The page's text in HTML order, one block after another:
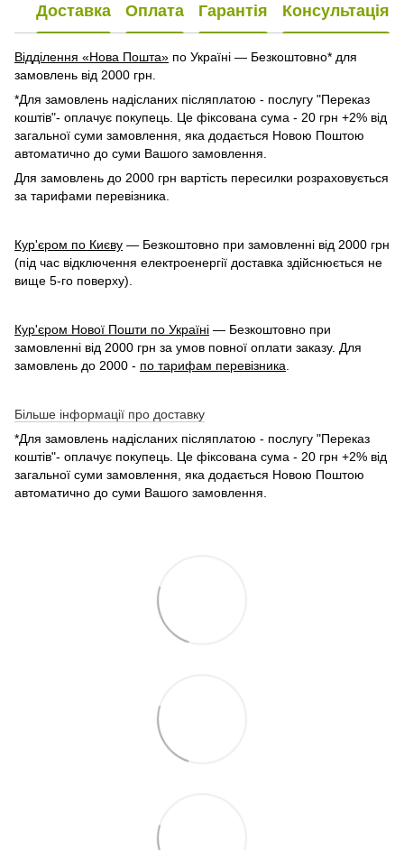
Доставка Оплата Гарантія Консультація
Відділення «Нова Пошта» по Україні — Безкоштовно* для
замовлень від 2000 грн.
*Для замовлень надісланих післяплатою - послугу "Переказ
коштів"- оплачує покупець. Це фіксована сума - 20 грн +2% від
загальної суми замовлення, яка додається Новою Поштою
автоматично до суми Вашого замовлення.
Для замовлень до 2000 грн вартість пересилки розраховується
за тарифами перевізника.
Кур'єром по Києву — Безкоштовно при замовленні від 2000 грн
(під час відключення електроенергії доставка здійснюється не
вище 5-го поверху).
Кур'єром Нової Пошти по Україні — Безкоштовно при
замовленні від 2000 грн за умов повної оплати заказу. Для
замовлень до 2000 - по тарифам перевізника
Більше інформації про доставку
*Для замовлень надісланих післяплатою - послугу "Переказ
коштів"- оплачує покупець. Це фіксована сума - 20 грн +2% від
загальної суми замовлення, яка додається Новою Поштою
автоматично до суми Вашого замовлення.